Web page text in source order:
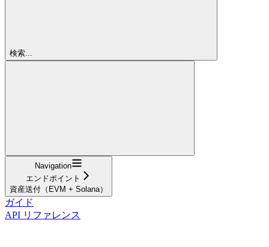
検索...
Navigation
エンドポイント
資産送付（EVM + Solana）
ガイド
API リファレンス